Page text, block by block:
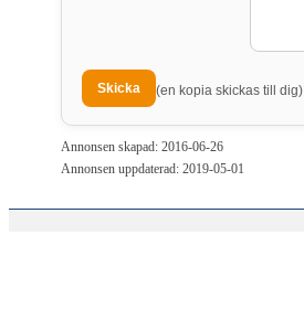
(en kopia skickas till dig)
Annonsen skapad: 2016-06-26
Annonsen uppdaterad: 2019-05-01